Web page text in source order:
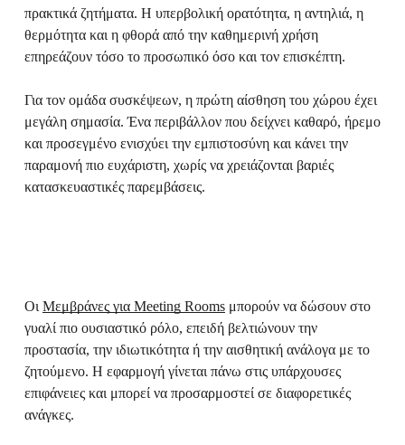
πρακτικά ζητήματα. Η υπερβολική ορατότητα, η αντηλιά, η
θερμότητα και η φθορά από την καθημερινή χρήση
επηρεάζουν τόσο το προσωπικό όσο και τον επισκέπτη.
Για τον ομάδα συσκέψεων, η πρώτη αίσθηση του χώρου έχει
μεγάλη σημασία. Ένα περιβάλλον που δείχνει καθαρό, ήρεμο
και προσεγμένο ενισχύει την εμπιστοσύνη και κάνει την
παραμονή πιο ευχάριστη, χωρίς να χρειάζονται βαριές
κατασκευαστικές παρεμβάσεις.
Οι Μεμβράνες για Meeting Roomsμπορούν να δώσουν στο
γυαλί πιο ουσιαστικό ρόλο, επειδή βελτιώνουν την
προστασία, την ιδιωτικότητα ή την αισθητική ανάλογα με το
ζητούμενο. Η εφαρμογή γίνεται πάνω στις υπάρχουσες
επιφάνειες και μπορεί να προσαρμοστεί σε διαφορετικές
ανάγκες.